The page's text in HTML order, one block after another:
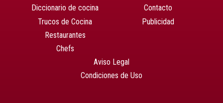
Diccionario de cocina
Trucos de Cocina
Restaurantes
Chefs
Contacto
Publicidad
Aviso Legal
Condiciones de Uso